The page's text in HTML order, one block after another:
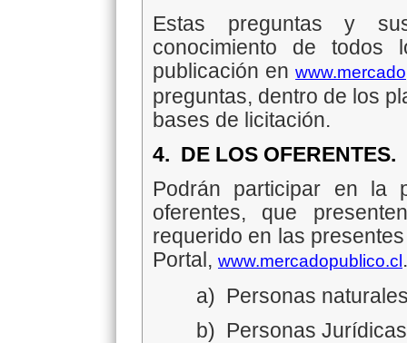
Estas preguntas y
conocimiento de
publicación en
preguntas, dentro de los
bases de licitación.
4. DE LOS OFERENTES.
Podrán participar en la
oferentes, que
requerido en las
Portal, www.mercadopublico.cl.
a) Personas
b) Personas Jurídicas